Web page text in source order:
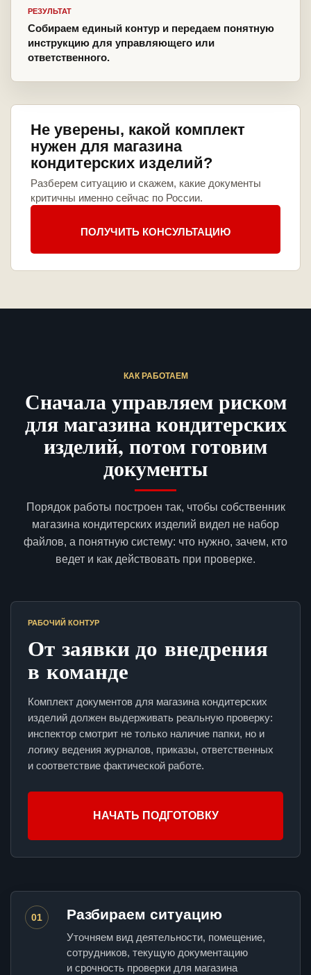
РЕЗУЛЬТАТ
Собираем единый контур и передаем понятную
инструкцию для управляющего или
ответственного.
Не уверены, какой комплект
нужен для магазина
кондитерских изделий?
Разберем ситуацию и скажем, какие документы
критичны именно сейчас по России.
ПОЛУЧИТЬ КОНСУЛЬТАЦИЮ
КАК РАБОТАЕМ
Сначала управляем риском
для магазина кондитерских
изделий, потом готовим
документы
Порядок работы построен так, чтобы собственник
магазина кондитерских изделий видел не набор
файлов, а понятную систему: что нужно, зачем, кто
ведет и как действовать при проверке.
РАБОЧИЙ КОНТУР
От заявки до внедрения
в команде
Комплект документов для магазина кондитерских
изделий должен выдерживать реальную проверку:
инспектор смотрит не только наличие папки, но и
логику ведения журналов, приказы, ответственных
и соответствие фактической работе.
НАЧАТЬ ПОДГОТОВКУ
01 Разбираем ситуацию
Уточняем вид деятельности, помещение,
сотрудников, текущую документацию
и срочность проверки для магазина